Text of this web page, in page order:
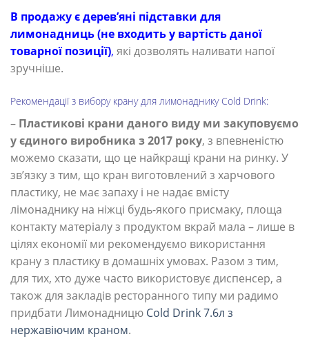
В продажу є дерев’яні підставки для
лимонадниць (не входить у вартість даної
товарної позиції), які дозволять наливати напої
зручніше.
Рекомендації з вибору крану для лимонаднику Cold Drink:
– Пластикові крани даного виду ми закуповуємо
у єдиного виробника з 2017 року, з впевненістю
можемо сказати, що це найкращі крани на ринку. У
зв’язку з тим, що кран виготовлений з харчового
пластику, не має запаху і не надає вмісту
лімонаднику на ніжці будь-якого присмаку, площа
контакту матеріалу з продуктом вкрай мала – лише в
цілях економії ми рекомендуємо використання
крану з пластику в домашніх умовах. Разом з тим,
для тих, хто дуже часто використовує диспенсер, а
також для закладів ресторанного типу ми радимо
придбати Лимонадницю Cold Drink 7.6л з
нержавіючим краном.